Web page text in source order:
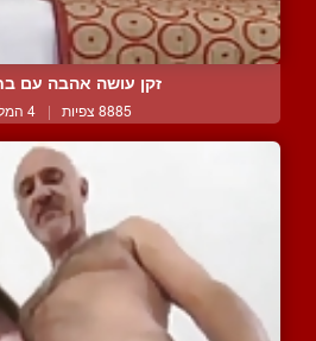
זקן עושה אהבה עם
8885 צפיות | 4 המלצות